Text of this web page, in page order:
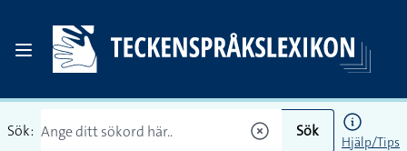
Sök: Sök
Hjälp/Tips